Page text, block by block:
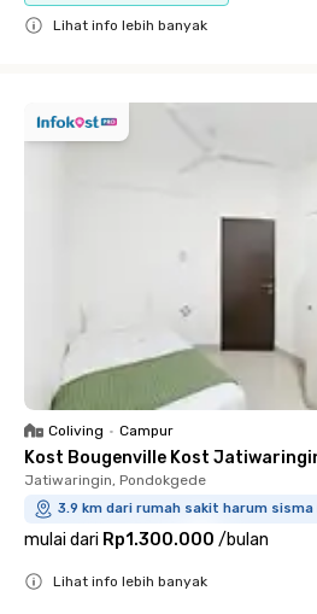
Lihat info lebih banyak
Coliving • Campur
Kost Bougenville Kost
Jatiwaringin, Pondokgede
3.9 km dari rumah sakit harum sisma
mulai dari Rp1.300.000 /bulan
Lihat info lebih banyak